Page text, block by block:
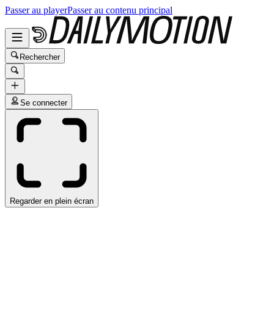
Passer au playerPasser au contenu principal
Rechercher
Se connecter
Regarder en plein écran